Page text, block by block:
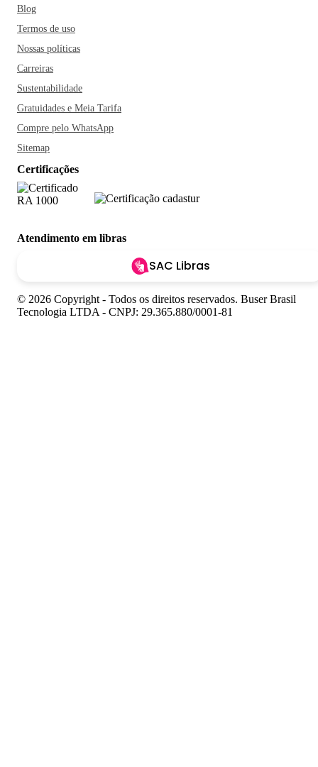
Blog
Termos de uso
Nossas políticas
Carreiras
Sustentabilidade
Gratuidades e Meia Tarifa
Compre pelo WhatsApp
Sitemap
Certificações
Atendimento em libras
SAC Libras
© 2026 Copyright - Todos os direitos reservados. Buser Brasil
Tecnologia LTDA - CNPJ: 29.365.880/0001-81